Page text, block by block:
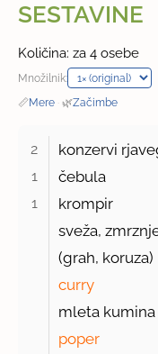
SESTAVINE
Količina: za 4 osebe
Množilnik:
📏Mere · 🌿Začimbe
2 konzervi
1 čebula
1
krompir
sveža,
(grah, koruza)
curry
mleta kumina
poper